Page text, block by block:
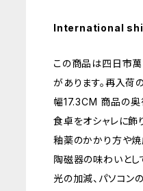
International
この商品は四日市萬
があります。再入荷
幅17.3CM 商品の
食卓をオシャレに飾
釉薬のかかり方や焼
陶磁器の味わいとし
光の加減、パソコン